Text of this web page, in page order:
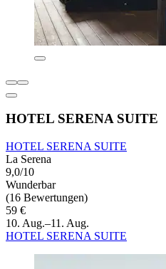
HOTEL SERENA SUITE
HOTEL SERENA SUITE
La Serena
9,0/10
Wunderbar
(16 Bewertungen)
59 €
10. Aug.–11. Aug.
HOTEL SERENA SUITE